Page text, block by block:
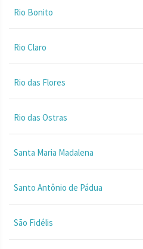
Rio Bonito
Rio Claro
Rio das Flores
Rio das Ostras
Santa Maria Madalena
Santo Antônio de Pádua
São Fidélis